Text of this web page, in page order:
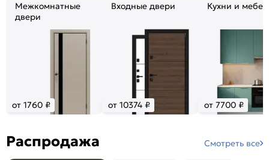
Межкомнатные
двери
от 1760 ₽
Входные двери
от 10374 ₽
Кухни и
от 7700 ₽
Распродажа Смотреть все